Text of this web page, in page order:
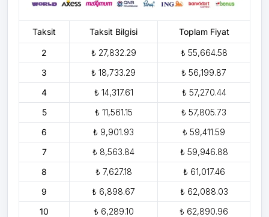
Taksit Taksit Bilgisi Toplam Fiyat
2 ₺ 27,832.29
₺ 55,664.58
3
₺ 18,733.29
₺ 56,199.87
4
₺ 14,317.61
₺ 57,270.44
5
₺ 11,561.15
₺ 57,805.73
6
₺ 9,901.93
₺ 59,411.59
7
₺ 8,563.84
₺ 59,946.88
8
₺ 7,627.18
₺ 61,017.46
9
₺ 6,898.67
₺ 62,088.03
10
₺ 6,289.10
₺ 62,890.96